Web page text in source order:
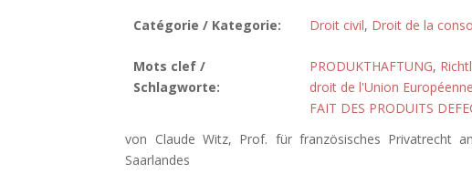
Catégorie / Kategorie: Droit civil, Droit de la
Mots clef /
Schlagworte:
PRODUKTHAFTUNG,
droit de l'Union Européenne
FAIT DES PRODUITS
von Claude Witz, Prof. für französisches Privatrecht
Saarlandes